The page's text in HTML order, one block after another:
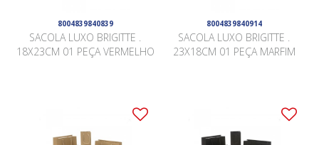
8004839840839
SACOLA LUXO BRIGITTE .
18X23CM 01 PEÇA VERMELHO
8004839840914
SACOLA LUXO BRIGITTE .
23X18CM 01 PEÇA MARFIM